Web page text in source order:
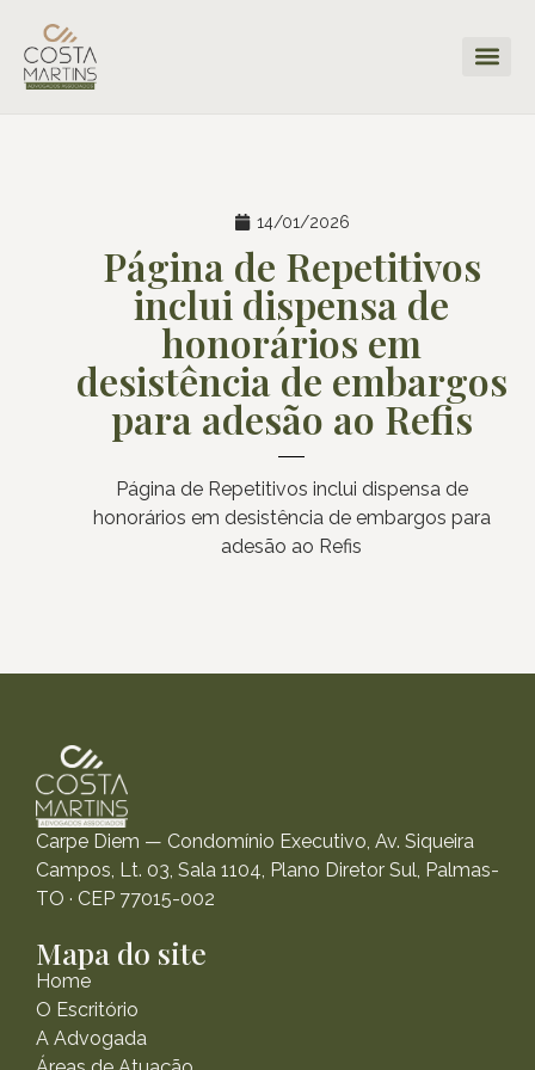
14/01/2026
Página de Repetitivos
inclui dispensa de
honorários em
desistência de embargos
para adesão ao Refis
Página de Repetitivos inclui dispensa de
honorários em desistência de embargos para
adesão ao Refis
Carpe Diem — Condomínio Executivo, Av. Siqueira
Campos, Lt. 03, Sala 1104, Plano Diretor Sul, Palmas-
TO · CEP 77015-002
Mapa do site
Home
O Escritório
A Advogada